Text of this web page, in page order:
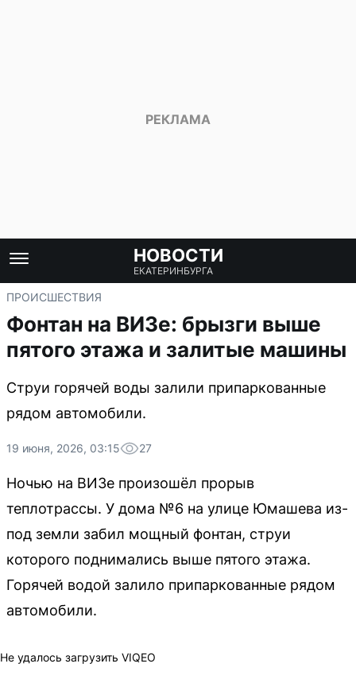
НОВОСТИ
ЕКАТЕРИНБУРГА
ПРОИСШЕСТВИЯ
Фонтан на ВИЗе: брызги выше
пятого этажа и залитые машины
Струи горячей воды залили припаркованные
рядом автомобили.
19 июня, 2026, 03:15 27
Ночью на ВИЗе произошёл прорыв
теплотрассы. У дома №6 на улице Юмашева из-
под земли забил мощный фонтан, струи
которого поднимались выше пятого этажа.
Горячей водой залило припаркованные рядом
автомобили.
Не удалось загрузить VIQEO